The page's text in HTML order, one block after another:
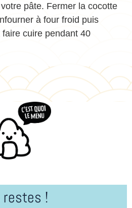
pâte. Fermer la cocotte
à four froid puis
cuire pendant 40
!